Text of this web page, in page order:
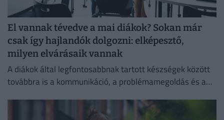
El vannak tévedve a mai diákok? Sokan már
csak így hajlandók dolgozni: elképesztő,
milyen elvárásaik vannak
A diákok által legfontosabbnak tartott készségek között
továbbra is a kommunikáció, a problémamegoldás és a